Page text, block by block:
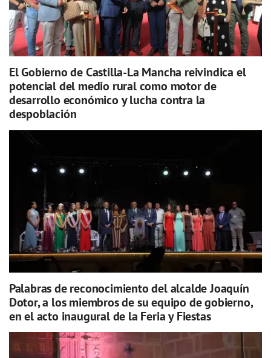
El Gobierno de Castilla-La Mancha reivindica el
potencial del medio rural como motor de
desarrollo económico y lucha contra la
despoblación
Palabras de reconocimiento del alcalde Joaquín
Dotor, a los miembros de su equipo de gobierno,
en el acto inaugural de la Feria y Fiestas